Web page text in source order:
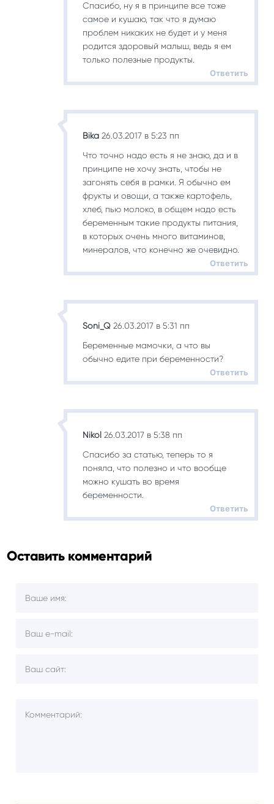
Спасибо, ну я в принципе все тоже
самое и кушаю, так что я думаю
проблем никаких не будет и у меня
родится здоровый малыш, ведь я ем
только полезные продукты.
Ответить
Bika 26.03.2017 в 5:23 пп
Что точно надо есть я не знаю, да и в
принципе не хочу знать, чтобы не
загонять себя в рамки. Я обычно ем
фрукты и овощи, а также картофель,
хлеб, пью молоко, в общем надо есть
беременным такие продукты питания,
в которых очень много витаминов,
минералов, что конечно же очевидно.
Ответить
Soni_Q 26.03.2017 в 5:31 пп
Беременные мамочки, а что вы
обычно едите при беременности?
Ответить
Nikol 26.03.2017 в 5:38 пп
Спасибо за статью, теперь то я
поняла, что полезно и что вообще
можно кушать во время
беременности.
Ответить
Оставить комментарий